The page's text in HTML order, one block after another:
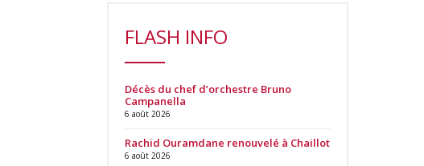
FLASH INFO
Décès du chef d’orchestre Bruno
Campanella
6 août 2026
Rachid Ouramdane renouvelé à Chaillot
6 août 2026